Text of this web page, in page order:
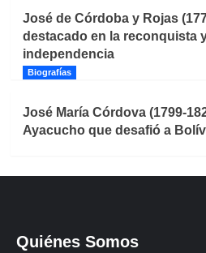
José de Córdoba y Rojas
destacado en la reconquista
independencia
Biografías
José María Córdova (1799-
Ayacucho que desafió a
Quiénes Somos